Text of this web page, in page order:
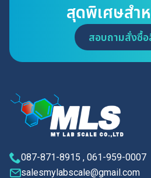
สุดพิเศษสำ
สอบถามสั่งซื้อ
087-871-8915 , 061-959-0007
salesmylabscale@gmail.com